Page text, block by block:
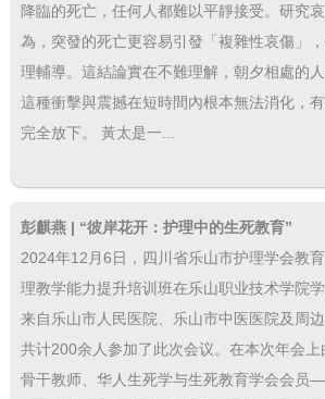
降臨的死亡，任何人都難以平靜接受。研究
為，突發的死亡更容易引發「複雜性哀傷」
理輔導。這結論實在不難理解，朝夕相處的
這種衝擊與震撼在短時間內根本無法消化，
完全放下。 黃太是一...
彭麒燕 | “彼岸花开：护理中的生死教育”
2024年12月6日，四川省乐山市护理学会教
理教学能力提升培训班在乐山职业技术学院
来自乐山市人民医院、乐山市中医医院及周
共计200余人参加了此次会议。在本次年会
骨干教师、华人生死学与生死教育学会会员